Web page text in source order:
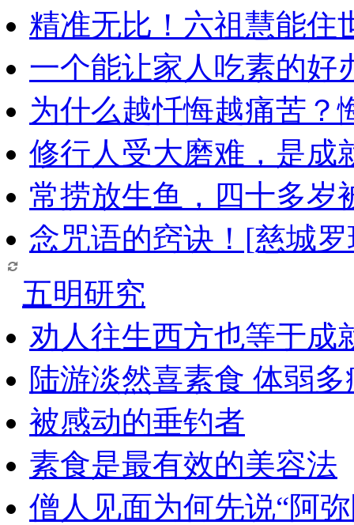
精准无比！六祖慧能住
一个能让家人吃素的好
为什么越忏悔越痛苦？
修行人受大磨难，是成
常捞放生鱼，四十多岁
念咒语的窍诀！[慈城
五明研究
劝人往生西方也等于成
陆游淡然喜素食 体弱
被感动的垂钓者
素食是最有效的美容法
僧人见面为何先说“阿